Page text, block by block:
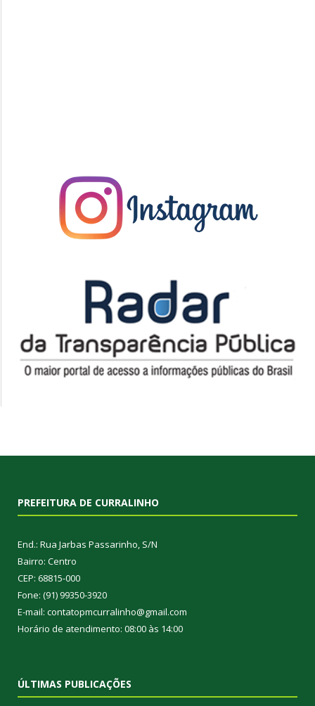
PREFEITURA DE CURRALINHO
End.: Rua Jarbas Passarinho, S/N
Bairro: Centro
CEP: 68815-000
Fone: (91) 99350-3920
E-mail: contatopmcurralinho@gmail.com
Horário de atendimento: 08:00 às 14:00
ÚLTIMAS PUBLICAÇÕES